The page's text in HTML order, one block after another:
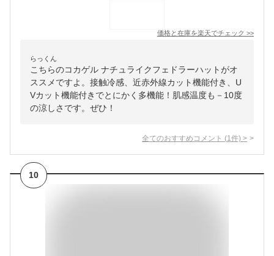
価格と在庫を楽天でチェック >>
らっくん
こちらのコカゲル ナチュライクフェドラーハットがオ
ススメですよ。接触冷感、近赤外線カット機能付き、U
Vカット機能付きでとにかく多機能！肌感温度も－10度
の涼しさです。ぜひ！
全てのおすすめコメント (1 件) >
10